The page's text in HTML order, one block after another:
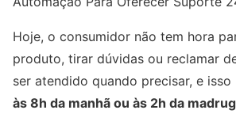
Hoje, o consumidor não tem hora
produto, tirar dúvidas ou reclamar
ser atendido quando precisar, e
às 8h da manhã ou às 2h da